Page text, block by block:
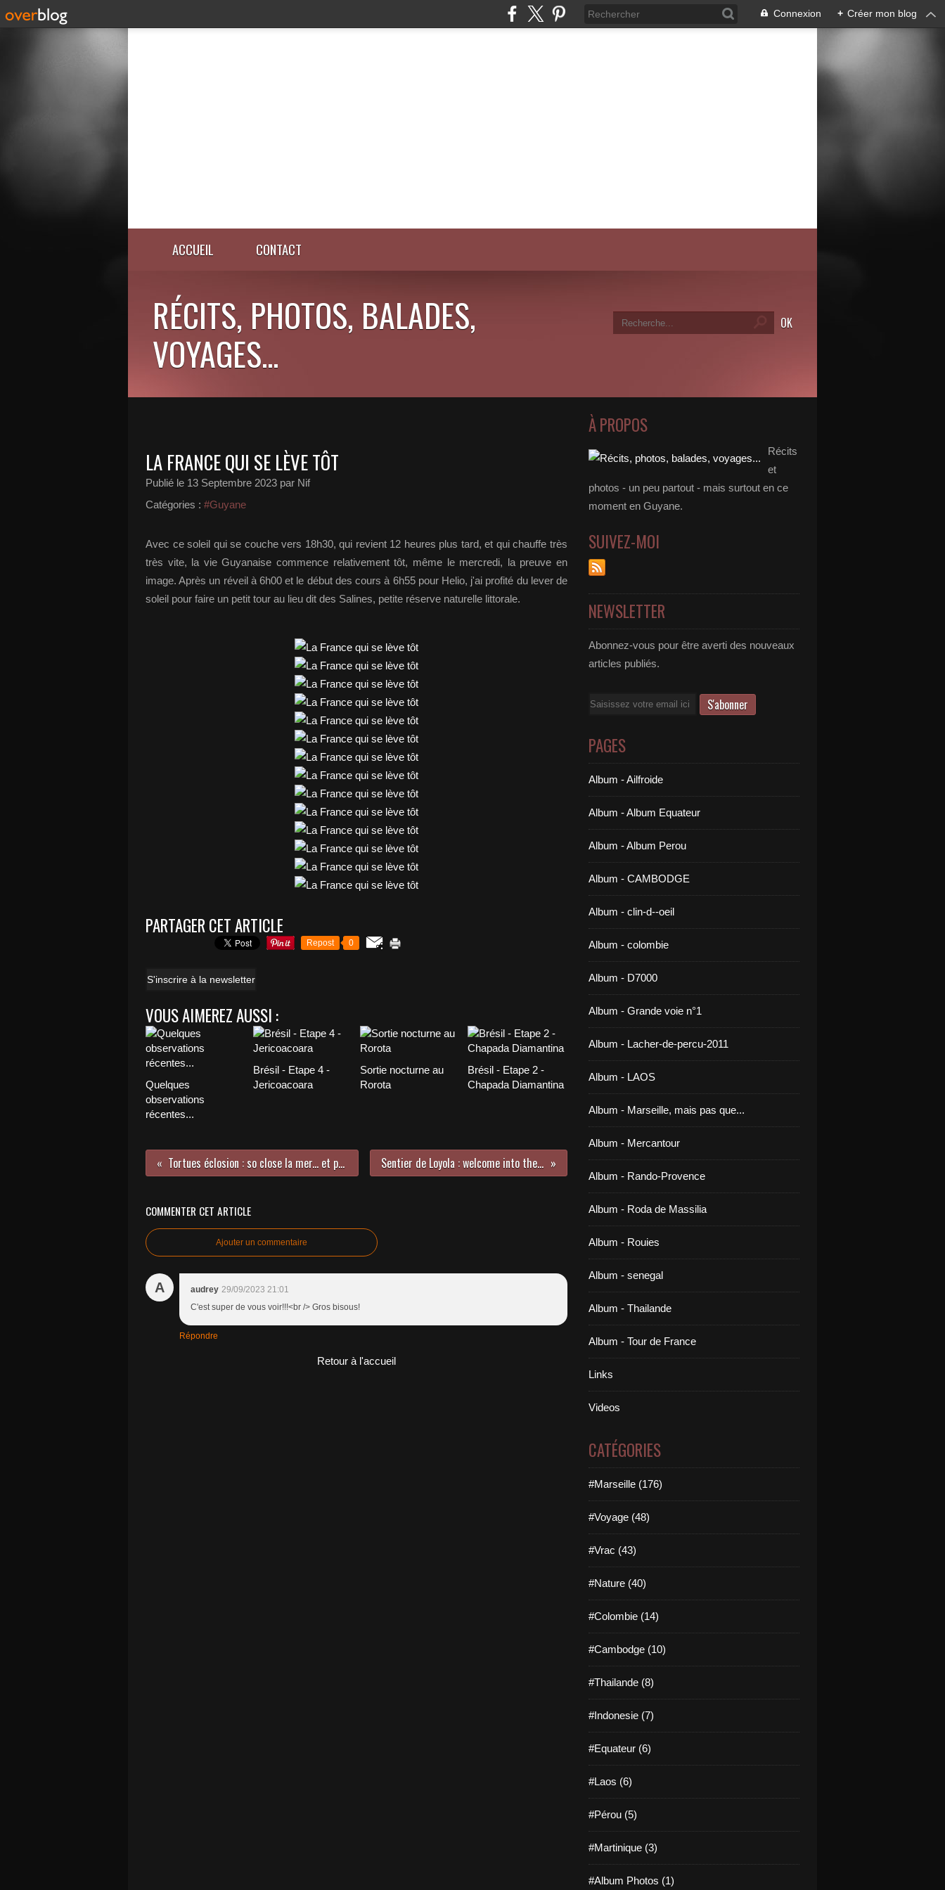
Connexion + Créer mon blog
ACCUEIL CONTACT
RÉCITS, PHOTOS, BALADES,
VOYAGES...
LA FRANCE QUI SE LÈVE TÔT
Publié le 13 Septembre 2023 par Nif
Catégories : #Guyane
Avec ce soleil qui se couche vers 18h30, qui revient 12 heures plus tard, et qui chauffe très
très vite, la vie Guyanaise commence relativement tôt, même le mercredi, la preuve en
image. Après un réveil à 6h00 et le début des cours à 6h55 pour Helio, j'ai profité du lever de
soleil pour faire un petit tour au lieu dit des Salines, petite réserve naturelle littorale.
PARTAGER CET ARTICLE
Repost 0
S'inscrire à la newsletter
VOUS AIMEREZ AUSSI :
Quelques
observations
récentes...
Brésil - Etape 4 -
Jericoacoara
Sortie nocturne au
Rorota
Brésil - Etape 2 -
Chapada Diamantina
Tortues éclosion : so close la mer... et pourtant si loin Sentier de Loyola : welcome into the jeune gueule
COMMENTER CET ARTICLE
Ajouter un commentaire
A audrey 29/09/2023 21:01
C'est super de vous voir!!!<br /> Gros bisous!
Répondre
Retour à l'accueil
À PROPOS
Récits
et
photos - un peu partout - mais surtout en ce
moment en Guyane.
SUIVEZ-MOI
NEWSLETTER
Abonnez-vous pour être averti des nouveaux
articles publiés.
Email
PAGES
Album - Ailfroide
Album - Album Equateur
Album - Album Perou
Album - CAMBODGE
Album - clin-d--oeil
Album - colombie
Album - D7000
Album - Grande voie n°1
Album - Lacher-de-percu-2011
Album - LAOS
Album - Marseille, mais pas que...
Album - Mercantour
Album - Rando-Provence
Album - Roda de Massilia
Album - Rouies
Album - senegal
Album - Thailande
Album - Tour de France
Links
Videos
CATÉGORIES
#Marseille (176)
#Voyage (48)
#Vrac (43)
#Nature (40)
#Colombie (14)
#Cambodge (10)
#Thailande (8)
#Indonesie (7)
#Equateur (6)
#Laos (6)
#Pérou (5)
#Martinique (3)
#Album Photos (1)